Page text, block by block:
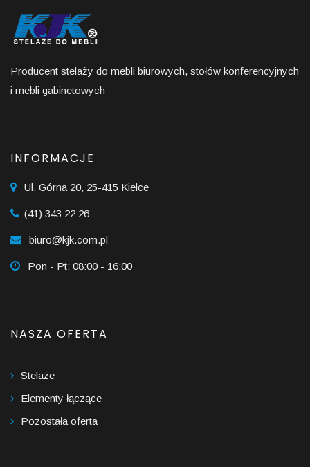
Producent stelaży do mebli biurowych, stołów konferencyjnych
i mebli gabinetowych
INFORMACJE
Ul. Górna 20, 25-415 Kielce
(41) 343 22 26
biuro@kjk.com.pl
Pon - Pt: 08:00 - 16:00
NASZA OFERTA
Stelaże
Elementy łączące
Pozostała oferta